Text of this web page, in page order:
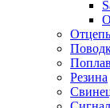
Резина